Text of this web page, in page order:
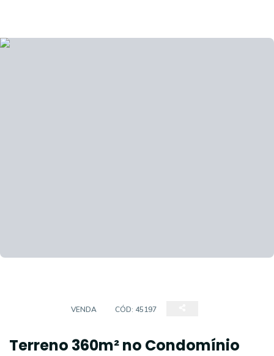
VENDA CÓD: 45197
Terreno 360m² no Condomínio